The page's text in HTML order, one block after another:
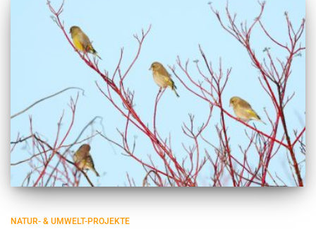
NATUR- & UMWELT-PROJEKTE